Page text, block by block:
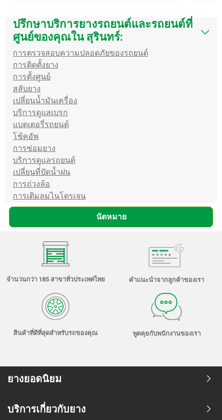
ปรึกษาบริการยางรถยนต์และรถยนต์ที่
ศูนย์ของคุณใน สุรินทร์:
การตรวจสอบความปลอดภัยของรถยนต์
การติดตั้งยาง
การตั้งศูนย์
สลับยาง
เปลี่ยนน้ำมันเครื่อง
บริการดูแลเบรก
แบตเตอรี่รถยนต์
โช้คอัพ
การซ่อมยาง
บริการดูแลรถยนต์
เปลี่ยนที่ปัดน้ำฝน
การถ่วงล้อ
การเติมลมไนโตรเจน
นัดหมาย
จำนวนกว่า 185 สาขาทั่วประเทศไทย คำแนะนำจากลูกค้าของเรา
สินค้าที่ดีที่สุดสำหรับรถของคุณ พูดคุยกับพนักงานของเรา
ยางยอดนิยม
บริการเกี่ยวกับยาง